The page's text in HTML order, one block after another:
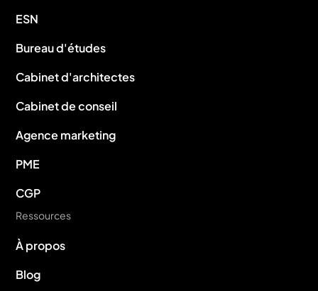
ESN
Bureau d'études
Cabinet d'architectes
Cabinet de conseil
Agence marketing
PME
CGP
Ressources
À propos
Blog